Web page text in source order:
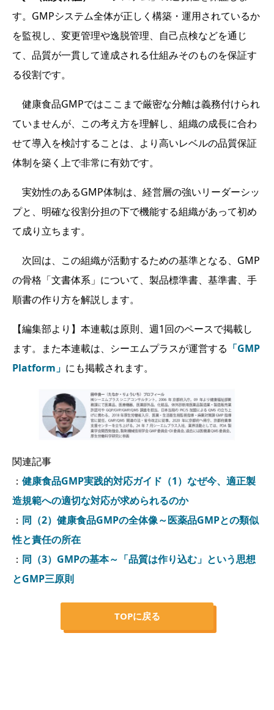
す。GMPシステム全体が正しく構築・運用されているか
を監視し、変更管理や逸脱管理、自己点検などを通じ
て、品質が一貫して達成される仕組みそのものを保証す
る役割です。
健康食品GMPではここまで厳密な分離は義務付けられ
ていませんが、この考え方を理解し、組織の成長に合わ
せて導入を検討することは、より高いレベルの品質保証
体制を築く上で非常に有効です。
実効性のあるGMP体制は、経営層の強いリーダーシッ
プと、明確な役割分担の下で機能する組織があって初め
て成り立ちます。
次回は、この組織が活動するための基準となる、GMP
の骨格「文書体系」について、製品標準書、基準書、手
順書の作り方を解説します。
【編集部より】本連載は原則、週1回のペースで掲載し
ます。また本連載は、シーエムプラスが運営する 「GMP
Platform」 にも掲載されます。
関連記事
： 健康食品GMP実践的対応ガイド（1）なぜ今、適正製
造規範への適切な対応が求められるのか
： 同（2）健康食品GMPの全体像～医薬品GMPとの類似
性と責任の所在
： 同（3）GMPの基本～「品質は作り込む」という思想
とGMP三原則
TOPに戻る